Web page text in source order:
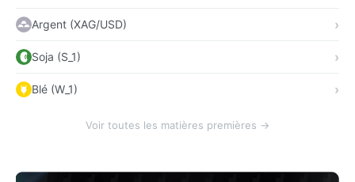
Argent (XAG/USD)
Soja (S_1)
Blé (W_1)
Voir toutes les matières premières →